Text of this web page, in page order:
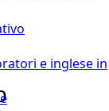
e inglese in